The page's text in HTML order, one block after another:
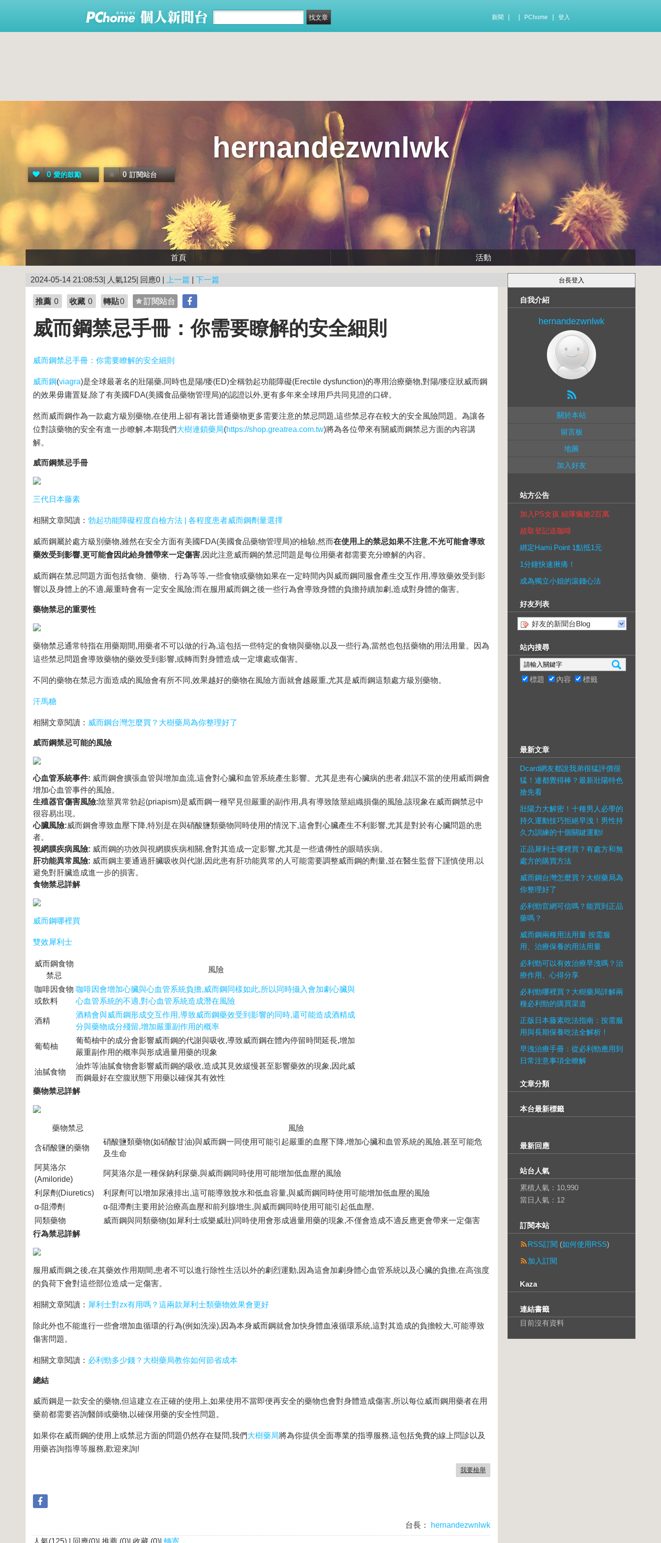
新聞 PChome 登入
hernandezwnlwk
0 愛的鼓勵 0 訂閱站台
首頁 活動
2024-05-14 21:08:53| 人氣125| 回應0 | 上一篇 下一篇
推薦 0 收藏 0 轉貼0 訂閱站台
威而鋼禁忌手冊：你需要瞭解的安全細則
威而鋼禁忌手冊：你需要瞭解的安全細則
威而鋼(viagra)是全球最著名的壯陽藥,同時也是陽/痿(ED)全稱勃起功能障礙(Erectile dysfunction)的專用治療藥物,對陽/痿症狀威而鋼
的效果毋庸置疑,除了有美國FDA(美國食品藥物管理局)的認證以外,更有多年來全球用戶共同見證的口碑。
然而威而鋼作為一款處方級別藥物,在使用上卻有著比普通藥物更多需要注意的禁忌問題,這些禁忌存在較大的安全風險問題。為讓各
位對該藥物的安全有進一步瞭解,本期我們大樹連鎖藥局(https://shop.greatrea.com.tw)將為各位帶來有關威而鋼禁忌方面的內容講
解。
威而鋼禁忌手冊
三代日本藤素
相關文章閱讀： 勃起功能障礙程度自檢方法 | 各程度患者威而鋼劑量選擇
威而鋼屬於處方級別藥物,雖然在安全方面有美國FDA(美國食品藥物管理局)的檢驗,然而在使用上的禁忌如果不注意,不光可能會導致
藥效受到影響,更可能會因此給身體帶來一定傷害,因此注意威而鋼的禁忌問題是每位用藥者都需要充分瞭解的內容。
威而鋼在禁忌問題方面包括食物、藥物、行為等等,一些食物或藥物如果在一定時間內與威而鋼同服會產生交互作用,導致藥效受到影
響以及身體上的不適,嚴重時會有一定安全風險;而在服用威而鋼之後一些行為會導致身體的負擔持續加劇,造成對身體的傷害。
藥物禁忌的重要性
藥物禁忌通常特指在用藥期間,用藥者不可以做的行為,這包括一些特定的食物與藥物,以及一些行為,當然也包括藥物的用法用量。因為
這些禁忌問題會導致藥物的藥效受到影響,或轉而對身體造成一定壞處或傷害。
不同的藥物在禁忌方面造成的風險會有所不同,效果越好的藥物在風險方面就會越嚴重,尤其是威而鋼這類處方級別藥物。
汗馬糖
相關文章閱讀： 威而鋼台灣怎麼買？大樹藥局為你整理好了
威而鋼禁忌可能的風險
心血管系統事件: 威而鋼會擴張血管與增加血流,這會對心臟和血管系統產生影響。尤其是患有心臟病的患者,錯誤不當的使用威而鋼會
增加心血管事件的風險。
生殖器官傷害風險:陰莖異常勃起(priapism)是威而鋼一種罕見但嚴重的副作用,具有導致陰莖組織損傷的風險,該現象在威而鋼禁忌中
很容易出現。
心臟風險:威而鋼會導致血壓下降,特別是在與硝酸鹽類藥物同時使用的情況下,這會對心臟產生不利影響,尤其是對於有心臟問題的患
者。
視網膜疾病風險: 威而鋼的功效與視網膜疾病相關,會對其造成一定影響,尤其是一些遺傳性的眼睛疾病。
肝功能異常風險: 威而鋼主要通過肝臟吸收與代謝,因此患有肝功能異常的人可能需要調整威而鋼的劑量,並在醫生監督下謹慎使用,以
避免對肝臟造成進一步的損害。
食物禁忌詳解
威而鋼哪裡買
雙效犀利士
威而鋼食物
禁忌
風險
咖啡因食物
或飲料
咖啡因會增加心臟與心血管系統負擔,威而鋼同樣如此,所以同時攝入會加劇心臟與
心血管系統的不適,對心血管系統造成潛在風險
酒精
酒精會與威而鋼形成交互作用,導致威而鋼藥效受到影響的同時,還可能造成酒精成
分與藥物成分殘留,增加嚴重副作用的概率
葡萄柚
葡萄柚中的成分會影響威而鋼的代謝與吸收,導致威而鋼在體內停留時間延長,增加
嚴重副作用的概率與形成過量用藥的現象
油膩食物
油炸等油膩食物會影響威而鋼的吸收,造成其見效緩慢甚至影響藥效的現象,因此威
而鋼最好在空腹狀態下用藥以確保其有效性
藥物禁忌詳解
藥物禁忌 風險
含硝酸鹽的藥物
硝酸鹽類藥物(如硝酸甘油)與威而鋼一同使用可能引起嚴重的血壓下降,增加心臟和血管系統的風險,甚至可能危
及生命
阿莫洛尔
(Amiloride)
阿莫洛尔是一種保鈉利尿藥,與威而鋼同時使用可能增加低血壓的風險
利尿劑(Diuretics)
利尿劑可以增加尿液排出,這可能導致脫水和低血容量,與威而鋼同時使用可能增加低血壓的風險
α-阻滯劑
α-阻滯劑主要用於治療高血壓和前列腺增生,與威而鋼同時使用可能引起低血壓,
同類藥物
威而鋼與同類藥物(如犀利士或樂威壯)同時使用會形成過量用藥的現象,不僅會造成不適反應更會帶來一定傷害
行為禁忌詳解
服用威而鋼之後,在其藥效作用期間,患者不可以進行除性生活以外的劇烈運動,因為這會加劇身體心血管系統以及心臟的負擔,在高強度
的負荷下會對這些部位造成一定傷害。
相關文章閱讀： 犀利士對zx有用嗎？這兩款犀利士類藥物效果會更好
除此外也不能進行一些會增加血循環的行為(例如洗澡),因為本身威而鋼就會加快身體血液循環系統,這對其造成的負擔較大,可能導致
傷害問題。
相關文章閱讀： 必利勁多少錢？大樹藥局教你如何節省成本
總結
威而鋼是一款安全的藥物,但這建立在正確的使用上,如果使用不當即便再安全的藥物也會對身體造成傷害,所以每位威而鋼用藥者在用
藥前都需要咨詢醫師或藥物,以確保用藥的安全性問題。
如果你在威而鋼的使用上或禁忌方面的問題仍然存在疑問,我們大樹藥局將為你提供全面專業的指導服務,這包括免費的線上問診以及
用藥咨詢指導等服務,歡迎來詢!
我要檢舉
台長：
hernandezwnlwk
人氣(125) | 回應(0)| 推薦 (0)| 收藏 (0)| 轉寄
自我介紹
hernandezwnlwk
關於本站
留言板
地圖
加入好友
站方公告
加入PS女孩 組隊瘋搶2百萬
超取登記送咖啡
綁定Hami Point 1點抵1元
1分鐘快速揪痛！
成為獨立小姐的滾錢心法
好友列表
好友的新聞台Blog
站內搜尋
標題 內容 標籤
最新文章
Dcard網友都說我弟很猛評價很
猛！連都覺得棒？最新壯陽特色
搶先看
壯陽力大解密！十種男人必學的
持久運動技巧拒絕早洩！男性持
久力訓練的十個關鍵運動!
正品犀利士哪裡買？有處方和無
處方的購買方法
威而鋼台灣怎麼買？大樹藥局為
你整理好了
必利勁官網可信嗎？能買到正品
藥嗎？
威而鋼兩種用法用量 按需服
用、治療保養的用法用量
必利勁可以有效治療早洩嗎？治
療作用、心得分享
必利勁哪裡買？大樹藥局詳解兩
種必利勁的購買渠道
正版日本藤素吃法指南：按需服
用與長期保養吃法全解析！
早洩治療手冊：從必利勁應用到
日常注意事項全瞭解
文章分類
本台最新標籤
最新回應
站台人氣
累積人氣： 10,990
當日人氣： 12
訂閱本站
RSS訂閱 (如何使用RSS)
加入訂閱
Kaza
連結書籤
目前沒有資料